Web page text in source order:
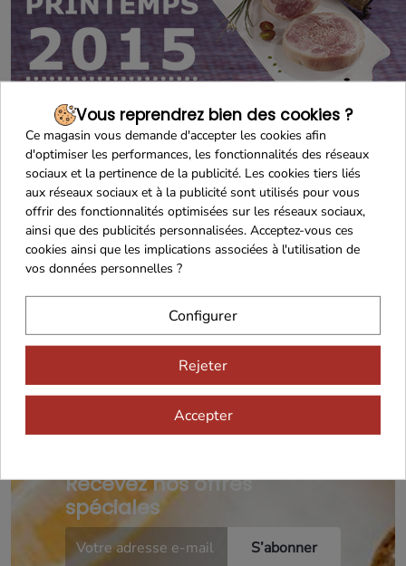
Recevez nos offres
spéciales
Vous reprendrez bien des cookies ?
Ce magasin vous demande d'accepter les cookies afin
d'optimiser les performances, les fonctionnalités des réseaux
sociaux et la pertinence de la publicité. Les cookies tiers liés
aux réseaux sociaux et à la publicité sont utilisés pour vous
offrir des fonctionnalités optimisées sur les réseaux sociaux,
ainsi que des publicités personnalisées. Acceptez-vous ces
cookies ainsi que les implications associées à l'utilisation de
vos données personnelles ?
Configurer
Rejeter
Accepter